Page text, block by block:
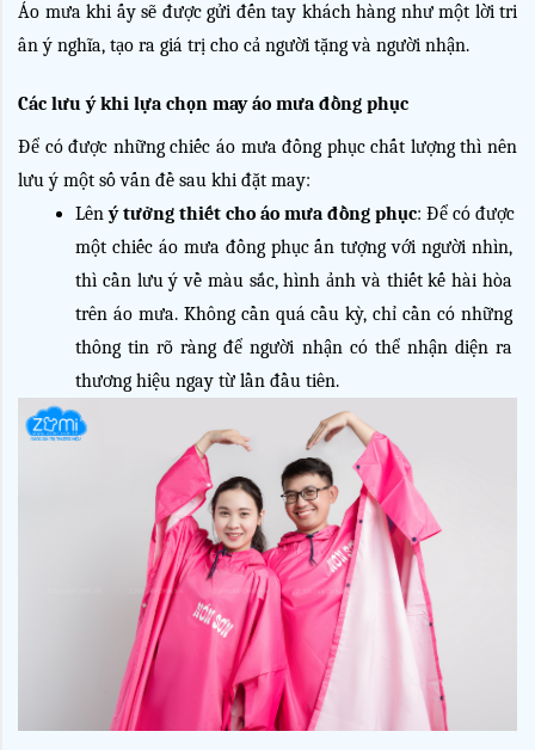
Áo mưa khi ấy sẽ được gửi đến tay khách hàng như một lời tri
ân ý nghĩa, tạo ra giá trị cho cả người tặng và người nhận.
Các lưu ý khi lựa chọn may áo mưa đồng phục
Để có được những chiếc áo mưa đồng phục chất lượng thì nên
lưu ý một số vấn đề sau khi đặt may:
Lên ý tưởng thiết cho áo mưa đồng phục: Để có được
một chiếc áo mưa đồng phục ấn tượng với người nhìn,
thì cần lưu ý về màu sắc, hình ảnh và thiết kế hài hòa
trên áo mưa. Không cần quá cầu kỳ, chỉ cần có những
thông tin rõ ràng để người nhận có thể nhận diện ra
thương hiệu ngay từ lần đầu tiên.